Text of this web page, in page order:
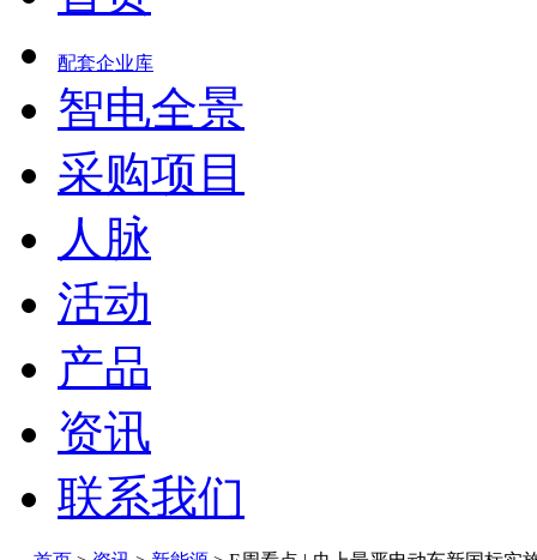
配套企业库
智电全景
采购项目
人脉
活动
产品
资讯
联系我们